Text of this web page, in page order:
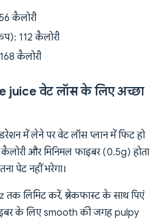
कैलोरी
112 कैलोरी
कैलोरी
juice वेट लॉस के लिए अच्छा
में लेने पर वेट लॉस प्लान में फिट हो
और मिनिमल फाइबर (0.5g) होता
पेट नहीं भरेगा।
तक लिमिट करें, ब्रेकफास्ट के साथ पिएं
के लिए smooth की जगह pulpy